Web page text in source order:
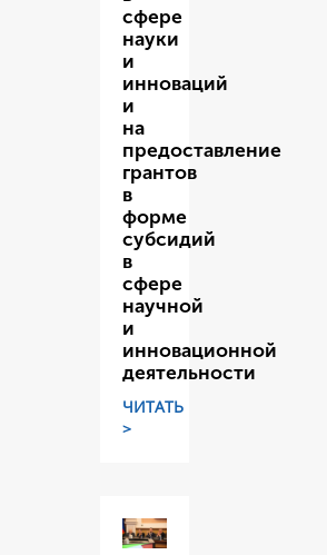
сфере
науки
и
инноваций
и
на
предоставление
грантов
в
форме
субсидий
в
сфере
научной
и
инновационной
деятельности
ЧИТАТЬ
>